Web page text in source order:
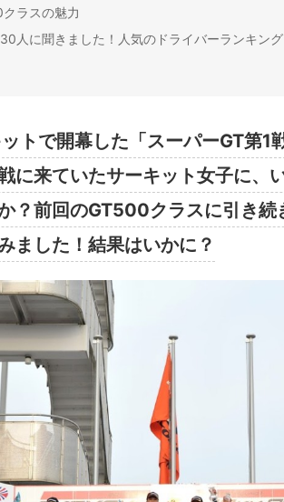
ラスの魅力
人に聞きました！人気のドライバーランキング
トで開幕した「スーパーGT第
に来ていたサーキット女子に、
？前回のGT500クラスに引き
ました！結果はいかに？